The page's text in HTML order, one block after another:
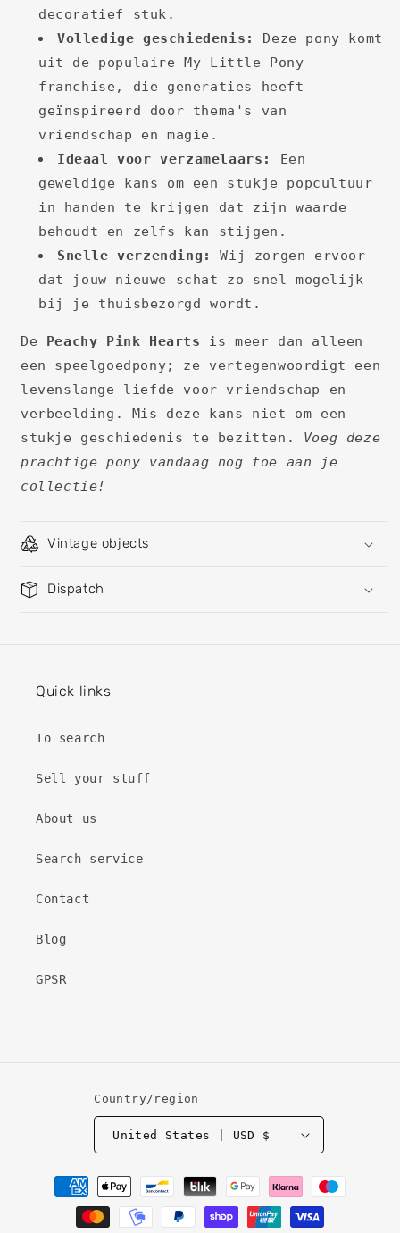
decoratief stuk.
Volledige geschiedenis:
Deze pony komt
uit de populaire My Little Pony
franchise, die generaties heeft
geïnspireerd door thema's van
vriendschap en magie.
Ideaal voor verzamelaars:
Een
geweldige kans om een stukje popcultuur
in handen te krijgen dat zijn waarde
behoudt en zelfs kan stijgen.
Snelle verzending:
Wij zorgen ervoor
dat jouw nieuwe schat zo snel mogelijk
bij je thuisbezorgd wordt.
De Peachy Pink Hearts is meer dan alleen
een speelgoedpony; ze vertegenwoordigt een
levenslange liefde voor vriendschap en
verbeelding. Mis deze kans niet om een
stukje geschiedenis te bezitten. Voeg deze
prachtige pony vandaag nog toe aan je
collectie!
Vintage objects
Dispatch
Quick links
To search
Sell ​​your stuff
About us
Search service
Contact
Blog
GPSR
Country/region
United States | USD $
Payment
methods